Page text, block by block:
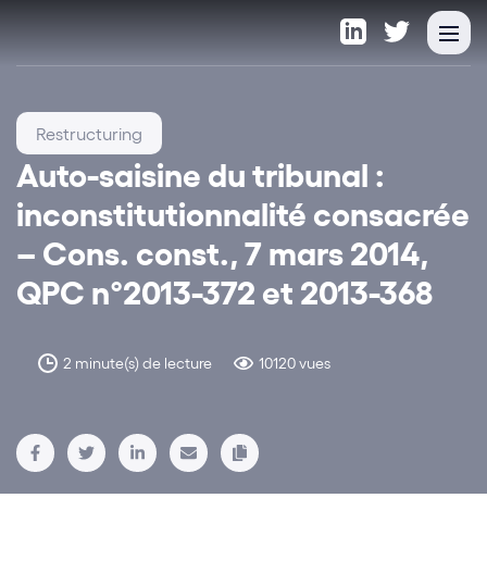
Auto-saisine du tribunal :
inconstitutionnalité consacrée
– Cons. const., 7 mars 2014,
QPC n°2013-372 et 2013-368
2 minute(s) de lecture 10120 vues
Restructuring